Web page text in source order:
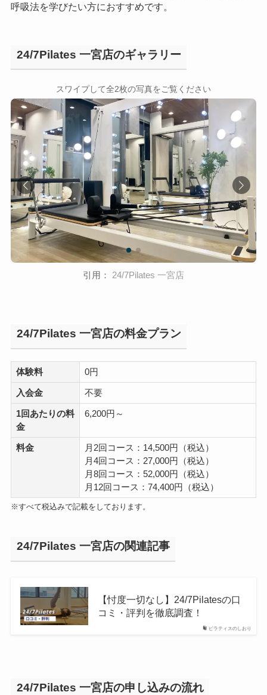
呼吸法を学びたい方におすすめです。
24/7Pilates 一宮店のギャラリー
スワイプして全2枚の写真をご覧ください
引用： 24/7Pilates 一宮店
24/7Pilates 一宮店の料金プラン
体験料 0円
入会金 不要
1回あたりの料
金
6,200円～
料金
月2回コース：14,500円（税込）
月4回コース：27,000円（税込）
月8回コース：52,000円（税込）
月12回コース：74,400円（税込）
※すべて税込みで記載をしております。
24/7Pilates 一宮店の関連記事
ピラティスのしおり
【忖度一切なし】24/7Pilatesの口
コミ・評判を徹底調査！
24/7Pilates 一宮店の申し込みの流れ